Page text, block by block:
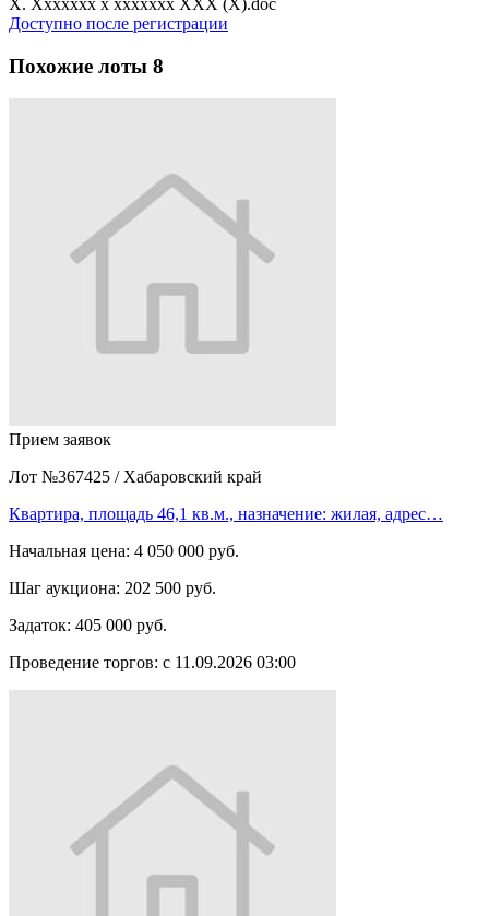
X. Xxxxxxx x xxxxxxx XXX (X).doc
Доступно после регистрации
Похожие лоты 8
Прием заявок
Лот №367425 / Хабаровский край
Квартира, площадь 46,1 кв.м., назначение: жилая, адрес…
Начальная цена: 4 050 000 руб.
Шаг аукциона: 202 500 руб.
Задаток: 405 000 руб.
Проведение торгов: с 11.09.2026 03:00